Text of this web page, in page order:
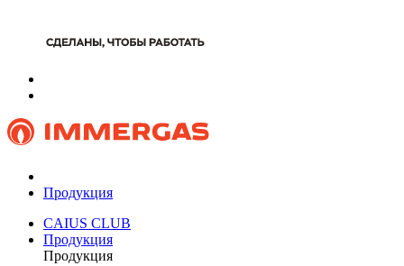
Продукция
CAIUS CLUB
Продукция
Продукция